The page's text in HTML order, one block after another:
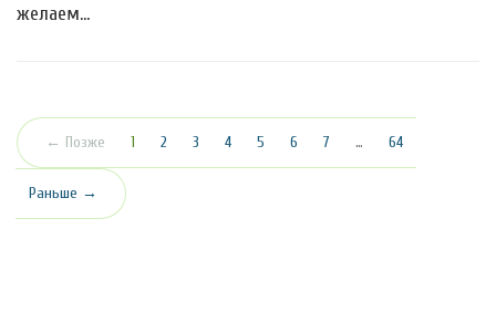
желаем…
← Позже 1 (текущая)
2 3 4 5 6 7 … 64
Раньше →